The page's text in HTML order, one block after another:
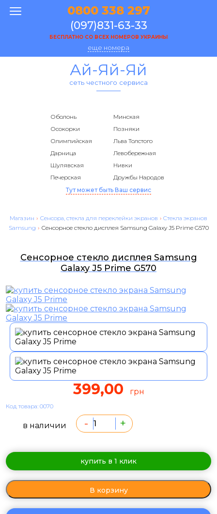
0800 338 297
(097)831-63-33
БЕСПЛАТНО СО ВСЕХ НОМЕРОВ УКРАИНЫ
еще номера
Ай-Яй-Яй
сеть честного сервиса
Оболонь
Минская
Осокорки
Позняки
Олимпийская
Льва Толстого
Дарница
Левобережная
Шулявская
Нивки
Печерская
Дружбы Народов
Тут может быть Ваш сервис
Магазин › Сенсора, стекла для переклейки экранов › Cтекла экранов
Samsung › Сенсорное стекло дисплея Samsung Galaxy J5 Prime G570
Сенсорное стекло дисплея Samsung
Galaxy J5 Prime G570
399,00 грн
Код товара: 0070
в наличии - +
купить в 1 клик
В корзину